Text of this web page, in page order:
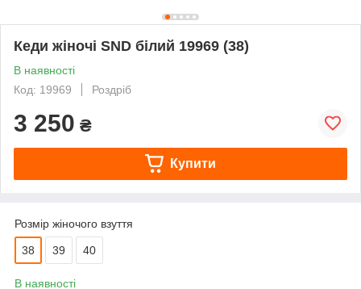
Кеди жіночі SND білий 19969 (38)
В наявності
Код: 19969
Роздріб
3 250 ₴
Купити
Розмір жіночого взуття
38 39 40
В наявності